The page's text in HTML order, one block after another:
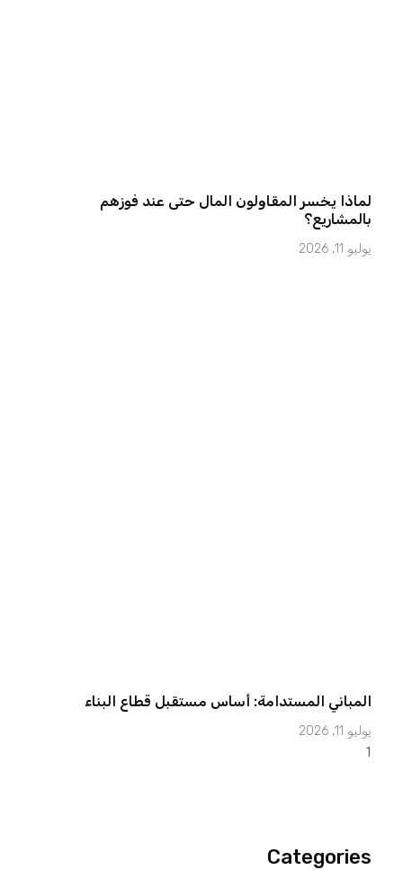
لماذا يخسر المقاولون المال حتى عند فوزهم
بالمشاريع؟
يوليو 11, 2026
المباني المستدامة: أساس مستقبل قطاع البناء
يوليو 11, 2026
Categories